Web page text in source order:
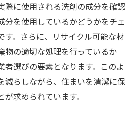
ルに合わせたクリーニングプ
を守るためのクリーニング
イスを活用した生活改善法
り組むクリーニングの習慣化
で考えるクリーニング戦略
際に使用される洗剤の成分を確認
分を使用しているかどうかをチェ
す。さらに、リサイクル可能な材
物の適切な処理を行っているか
者選びの要素となります。このよ
減らしながら、住まいを清潔に保
求められています。